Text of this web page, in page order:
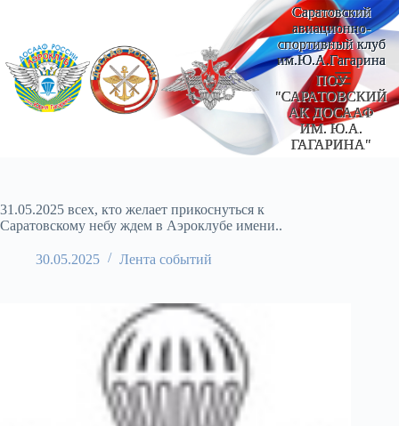
Саратовский
авиационно-
спортивный клуб
им.Ю.А.Гагарина
ПОУ
"САРАТОВСКИЙ
АК ДОСААФ
ИМ. Ю.А.
ГАГАРИНА"
31.05.2025 всех, кто желает прикоснуться к
Саратовскому небу ждем в Аэроклубе имени..
30.05.2025 Лента событий